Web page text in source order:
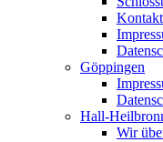
Kontakt
Göppingen
Hall-
Wir